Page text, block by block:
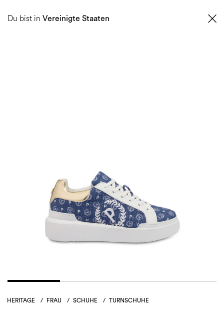
Du bist in Vereinigte Staaten
HERITAGE / FRAU / SCHUHE / TURNSCHUHE